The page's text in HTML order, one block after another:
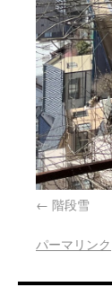
階段雪
パーマリンク